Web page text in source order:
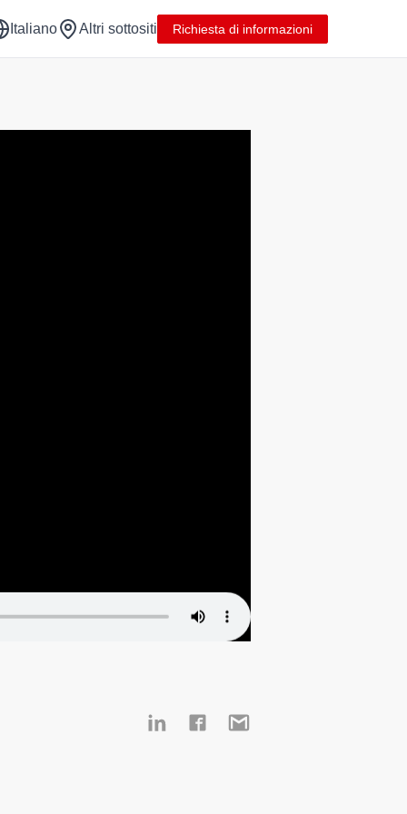
Italiano Altri sottositi Richiesta di informazioni